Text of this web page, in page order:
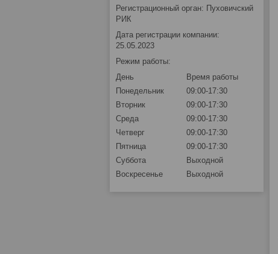
Регистрационный орган: Пуховичский
РИК
Дата регистрации компании:
25.05.2023
Режим работы:
День
Время работы
Понедельник
09:00-17:30
Вторник
09:00-17:30
Среда
09:00-17:30
Четверг
09:00-17:30
Пятница
09:00-17:30
Суббота
Выходной
Воскресенье
Выходной